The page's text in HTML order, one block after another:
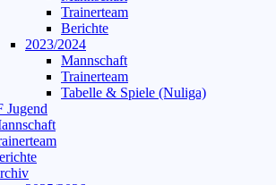
Trainerteam
Berichte
2023/2024
Mannschaft
Trainerteam
Tabelle & Spiele (Nuliga)
Jugend